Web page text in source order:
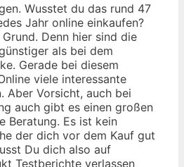
Wusstet du das rund 47
Jahr online einkaufen?
Denn hier sind die
als bei dem
Gerade bei diesem
viele interessante
Aber Vorsicht, auch bei
auch gibt es einen großen
Beratung. Es ist kein
der dich vor dem Kauf gut
Du dich also auf
Testberichte verlassen